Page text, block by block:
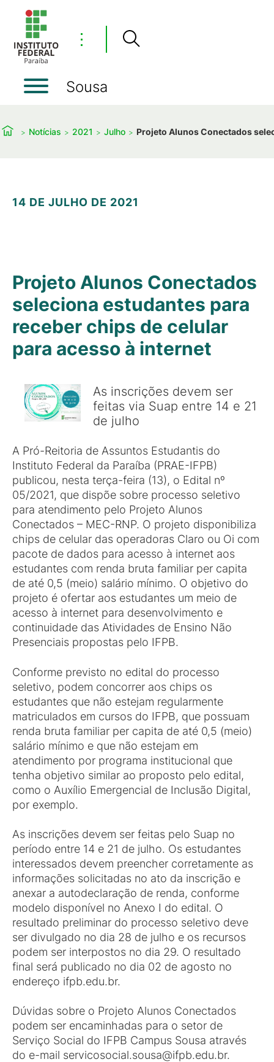
⋮
Sousa
Notícias 2021 Julho Projeto Alunos Conectados
14 DE JULHO DE 2021
Projeto Alunos Conectados
seleciona estudantes para
receber chips de celular
para acesso à internet
As inscrições devem ser
feitas via Suap entre 14 e 21
de julho
A Pró-Reitoria de Assuntos Estudantis do
Instituto Federal da Paraíba (PRAE-IFPB)
publicou, nesta terça-feira (13), o Edital nº
05/2021, que dispõe sobre processo seletivo
para atendimento pelo Projeto Alunos
Conectados – MEC-RNP. O projeto disponibiliza
chips de celular das operadoras Claro ou Oi com
pacote de dados para acesso à internet aos
estudantes com renda bruta familiar per capita
de até 0,5 (meio) salário mínimo. O objetivo do
projeto é ofertar aos estudantes um meio de
acesso à internet para desenvolvimento e
continuidade das Atividades de Ensino Não
Presenciais propostas pelo IFPB.
Conforme previsto no edital do processo
seletivo, podem concorrer aos chips os
estudantes que não estejam regularmente
matriculados em cursos do IFPB, que possuam
renda bruta familiar per capita de até 0,5 (meio)
salário mínimo e que não estejam em
atendimento por programa institucional que
tenha objetivo similar ao proposto pelo edital,
como o Auxílio Emergencial de Inclusão Digital,
por exemplo.
As inscrições devem ser feitas pelo Suap no
período entre 14 e 21 de julho. Os estudantes
interessados devem preencher corretamente as
informações solicitadas no ato da inscrição e
anexar a autodeclaração de renda, conforme
modelo disponível no Anexo I do edital. O
resultado preliminar do processo seletivo deve
ser divulgado no dia 28 de julho e os recursos
podem ser interpostos no dia 29. O resultado
final será publicado no dia 02 de agosto no
endereço ifpb.edu.br.
Dúvidas sobre o Projeto Alunos Conectados
podem ser encaminhadas para o setor de
Serviço Social do IFPB Campus Sousa através
do e-mail servicosocial.sousa@ifpb.edu.br.